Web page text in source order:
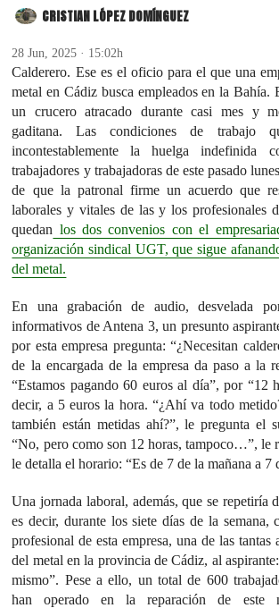
CRISTIAN LÓPEZ DOMÍNGUEZ
28 Jun, 2025 · 15:02h
Calderero. Ese es el oficio para el que una
metal en Cádiz busca empleados en la Bahía.
un crucero atracado durante casi mes y
gaditana. Las condiciones de trabajo
incontestablemente la huelga indefinida
trabajadores y trabajadoras de este pasado
de que la patronal firme un acuerdo que
laborales y vitales de las y los profesionales
quedan los dos convenios con el
organización sindical UGT, que sigue
del metal.
En una grabación de audio, desvelada
informativos de Antena 3, un presunto
por esta empresa pregunta: “¿Necesitan
de la encargada de la empresa da paso a la
“Estamos pagando 60 euros al día”, por “12
decir, a 5 euros la hora. “¿Ahí va todo
también están metidas ahí?”, le pregunta el
“No, pero como son 12 horas, tampoco…”, le
le detalla el horario: “Es de 7 de la mañana a 7
Una jornada laboral, además, que se repetiría
es decir, durante los siete días de la semana,
profesional de esta empresa, una de las tantas
del metal en la provincia de Cádiz, al
mismo”. Pese a ello, un total de 600
han operado en la reparación de este